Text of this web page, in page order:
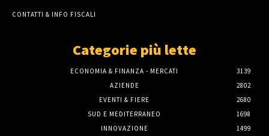
CONTATTI & INFO FISCALI
Categorie più lette
ECONOMIA & FINANZA - MERCATI
3139
AZIENDE
2802
EVENTI & FIERE
2680
SUD E MEDITERRANEO
1698
INNOVAZIONE
1499